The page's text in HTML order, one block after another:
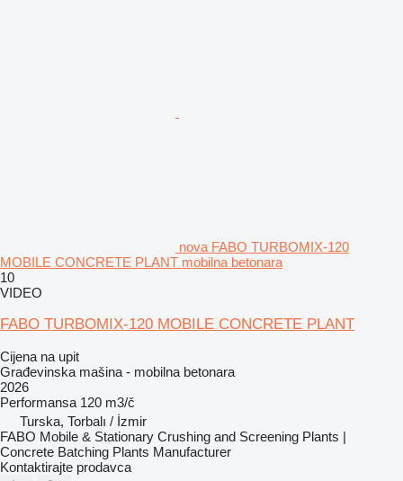
nova FABO TURBOMIX-120
MOBILE CONCRETE PLANT mobilna betonara
10
VIDEO
FABO TURBOMIX-120 MOBILE CONCRETE PLANT
Cijena na upit
Građevinska mašina - mobilna betonara
2026
Performansa 120 m3/č
Turska, Torbalı / İzmir
FABO Mobile & Stationary Crushing and Screening Plants |
Concrete Batching Plants Manufacturer
Kontaktirajte prodavca